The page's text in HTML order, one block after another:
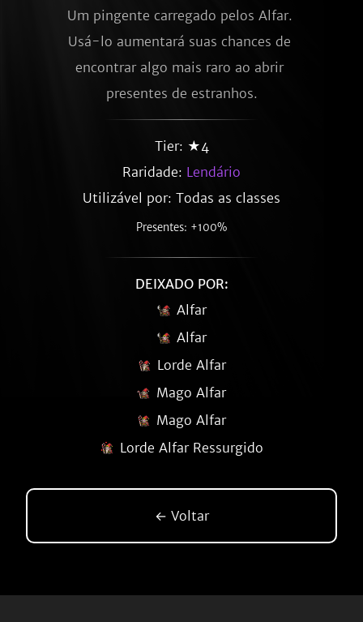
Um pingente carregado pelos Alfar.
Usá-lo aumentará suas chances de
encontrar algo mais raro ao abrir
presentes de estranhos.
Tier: ★4
Raridade: Lendário
Utilizável por: Todas as classes
Presentes: +100%
DEIXADO POR:
Alfar
Alfar
Lorde Alfar
Mago Alfar
Mago Alfar
Lorde Alfar Ressurgido
← Voltar